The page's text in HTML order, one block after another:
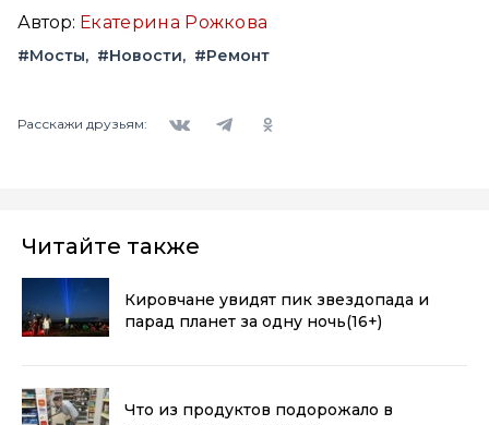
Автор: Екатерина Рожкова
#Мосты #Новости #Ремонт
Расскажи друзьям:
Читайте также
Кировчане увидят пик звездопада и
парад планет за одну ночь(16+)
Что из продуктов подорожало в